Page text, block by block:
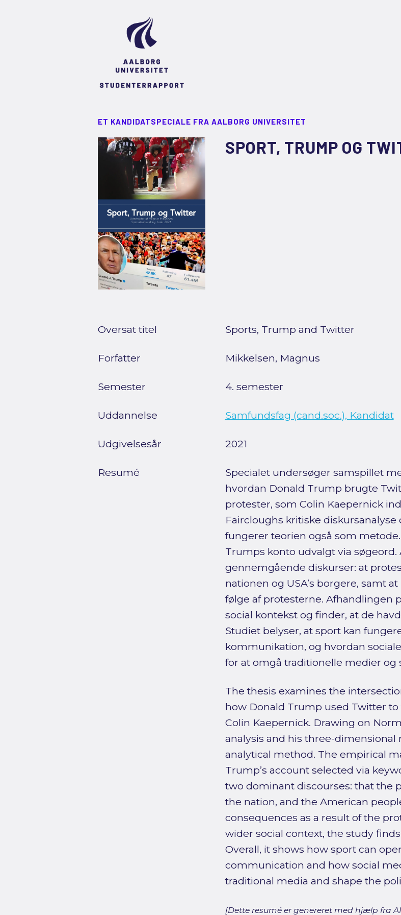
ET KANDIDATSPECIALE FRA AALBORG UNIVERSITET
SPORT, TRUMP OG
Oversat titel Sports, Trump and Twitter
Forfatter Mikkelsen, Magnus
Semester 4. semester
Uddannelse Samfundsfag (cand.soc.), Kandidat
Udgivelsesår 2021
Resumé
Specialet undersøger samspillet
hvordan Donald Trump brugte
protester, som Colin Kaepernick
Faircloughs kritiske
fungerer teorien også som
Trumps konto udvalgt via
gennemgående diskurser: at
nationen og USA’s borgere, samt
følge af protesterne. Afhandlingen
social kontekst og finder, at de
Studiet belyser, at sport kan
kommunikation, og hvordan
for at omgå traditionelle medier
The thesis examines the
how Donald Trump used Twitter
Colin Kaepernick. Drawing on
analysis and his three-dimensional
analytical method. The empirical
Trump’s account selected via
two dominant discourses: that the
the nation, and the American
consequences as a result of the
wider social context, the study
Overall, it shows how sport can
communication and how social
traditional media and shape the
[Dette resumé er genereret med hjælp fra